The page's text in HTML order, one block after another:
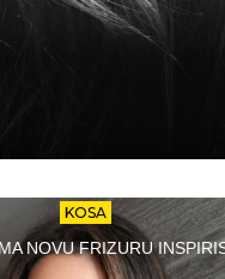
KOSA
NOVU FRIZURU